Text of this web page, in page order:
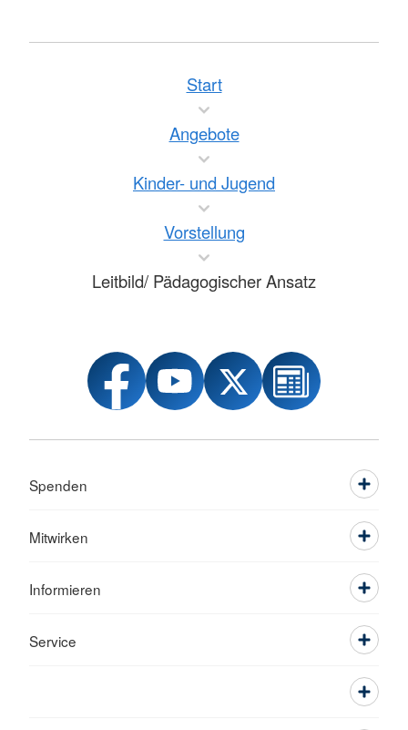
Start
Angebote
Kinder- und Jugend
Vorstellung
Leitbild/ Pädagogischer Ansatz
Spenden
Mitwirken
Informieren
Service